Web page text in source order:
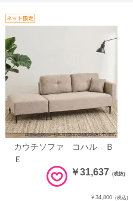
カウチソファ コハル Ｂ
Ｅ
￥31,637 (税抜)
￥34,800 (税込)